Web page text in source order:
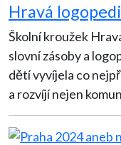
Hravá
Školní kroužek
slovní zásoby a
dětí vyvíjela co
a rozvíjí nejen